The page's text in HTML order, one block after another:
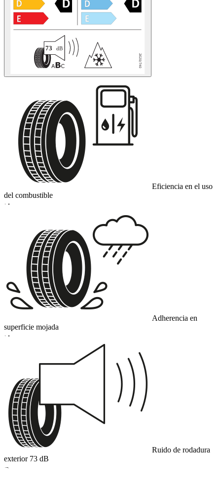
Eficiencia en el uso
del combustible
D
Adherencia en
superficie mojada
D
Ruido de rodadura
exterior 73 dB
B